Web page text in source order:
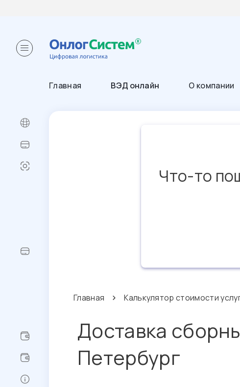
Главная ВЭД онлайн О компании
Что-то
Главная Калькулятор стоимости
Доставка
Петербург